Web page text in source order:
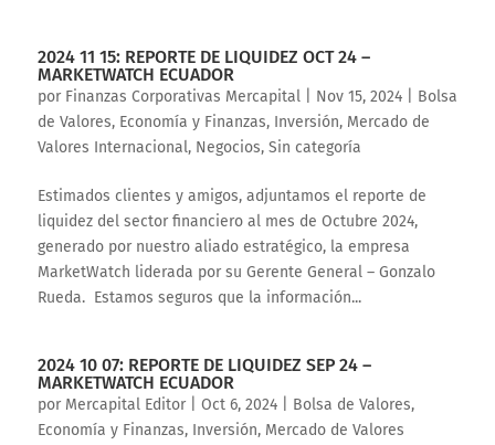
2024 11 15: REPORTE DE LIQUIDEZ OCT 24 –
MARKETWATCH ECUADOR
por Finanzas Corporativas Mercapital| Nov 15, 2024| Bolsa
de Valores, Economía y Finanzas, Inversión, Mercado de
Valores Internacional, Negocios, Sin categoría
Estimados clientes y amigos, adjuntamos el reporte de
liquidez del sector financiero al mes de Octubre 2024,
generado por nuestro aliado estratégico, la empresa
MarketWatch liderada por su Gerente General – Gonzalo
Rueda. Estamos seguros que la información...
2024 10 07: REPORTE DE LIQUIDEZ SEP 24 –
MARKETWATCH ECUADOR
por Mercapital Editor| Oct 6, 2024| Bolsa de Valores,
Economía y Finanzas, Inversión, Mercado de Valores